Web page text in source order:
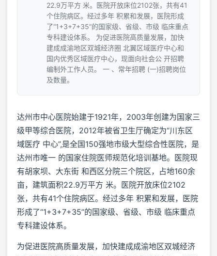
22.9万平方 米。医院开放床位2102张，共有41
个住院病区。经过多年 积累和发展，医院形成
了“1+3+7+35”的国家级、省级、市级 临床重点
专科建设体系。 为促进医院高质量发展，加快
建成成渝地区双城经济圈 北翼区域医疗中心和
国内优秀区域医疗中心，现面向社会公 开招聘
编制外工作人员。 一 、常年招聘 (一)招聘岗位
及数量。
达州市中心医院始建于1921年，2003年创建为国家三
级甲等综合医院，2012年被省卫生厅确定为“川东区
域医疗 中心”,是全国150强地市级大型综合性医院，是
达州市唯一 的国家住院医师规范化培训基地。医院现
有胡家坝、大东街 和西区分院三个院区，占地160余
亩，建筑面积22.9万平方 米。医院开放床位2102
张，共有41个住院病区。经过多年 积累和发展，医院
形成了“1+3+7+35”的国家级、省级、市级 临床重点
专科建设体系。
为促进医院高质量发展，加快建成成渝地区双城经济